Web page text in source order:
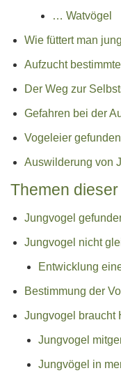
… Watvögel
Wie füttert man
Aufzucht
Der Weg zur
Gefahren bei der
Vogeleier
Auswilderung von
Themen
Jungvogel
Jungvogel nicht
Entwicklung
Bestimmung der
Jungvogel braucht
Jungvogel
Jungvögel in